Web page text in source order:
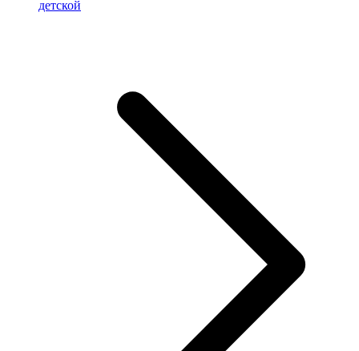
детской